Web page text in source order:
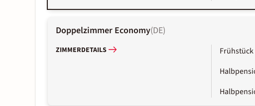
Doppelzimmer Economy(DE)
ZIMMERDETAILS Frühstück